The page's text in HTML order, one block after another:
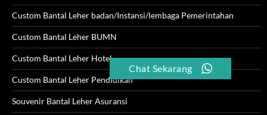
Custom Bantal Leher badan/Instansi/lembaga Pemerintahan
Custom Bantal Leher BUMN
Custom Bantal Leher Hotel
Custom Bantal Leher Pendidikan
Souvenir Bantal Leher Asuransi
Chat Sekarang